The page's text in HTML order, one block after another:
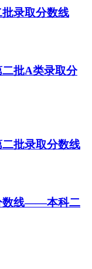
录取分数线
批A类录取分
批录取分数线
数线——本科二